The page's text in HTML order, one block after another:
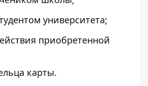
университета;
приобретенной
карты.